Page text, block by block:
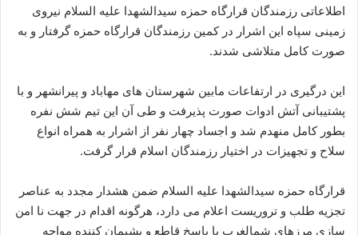
اطلاعاتی رزمندگان قرارگاه حمزه سیدالشهدا علیه السلام نیروی
زمینی سپاه این اشرار در کمین رزمندگان قرارگاه حمزه گرفتار و به
صورت کامل متلاشی شدند.
این درگیری در ارتفاعات مابین شهرستان های مهاباد و پیرانشهر و با
پشتیبانی آتش ادوات صورت پذیرفت و طی آن این تیم شش نفره
بطور کامل منهدم شد و اجساد چهار نفر از اشرار به همراه انواع
سلاح و تجهیزات در اختیار رزمندگان اسلام قرار گرفت.
قرارگاه حمزه سیدالشهدا علیه السلام ضمن هشدار مجدد به عناصر
تجزیه طلب و تروریست اعلام می دارد، هرگونه اقدام در جهت نا امن
سازی مرزهای شمالغرب با پاسخ قاطع و پشیمان کننده مواجه